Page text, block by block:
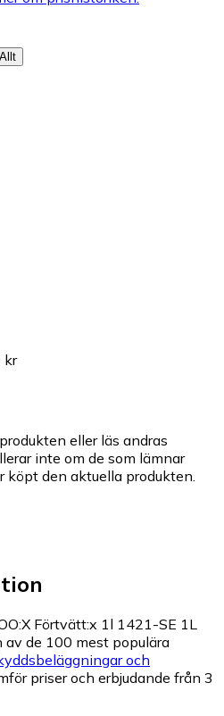
Allt
kr
eller läs andras
inte om de som lämnar
köpt den aktuella produkten.
Förtvätt:x 1l 1421-SE 1L
av de 100 mest populära
och
priser och erbjudande från 3